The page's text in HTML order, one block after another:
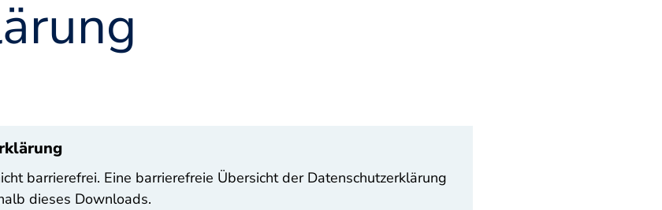
barrierefrei. Eine barrierefreie Übersicht der Datenschutzerklärung
dieses Downloads.